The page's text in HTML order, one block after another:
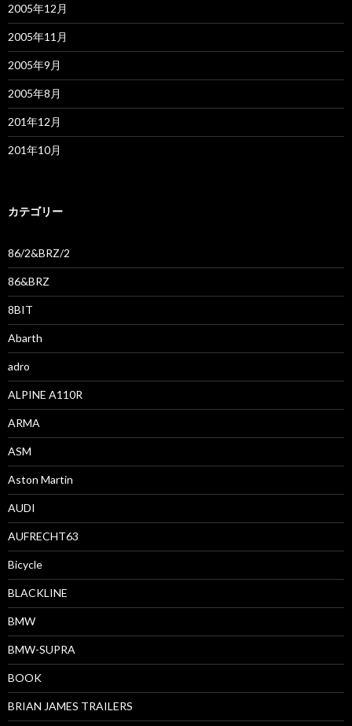
2005年12月
2005年11月
2005年9月
2005年8月
201年12月
201年10月
カテゴリー
86/2&BRZ/2
86&BRZ
8BIT
Abarth
adro
ALPINE A110R
ARMA
ASM
Aston Martin
AUDI
AUFRECHT63
Bicycle
BLACKLINE
BMW
BMW-SUPRA
BOOK
BRIAN JAMES TRAILERS